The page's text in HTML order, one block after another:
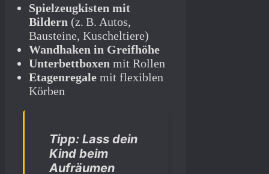
Spielzeugkisten mit
Bildern (z. B. Autos,
Bausteine, Kuscheltiere)
Wandhaken in Greifhöhe
Unterbettboxen mit Rollen
Etagenregale mit flexiblen
Körben
Tipp: Lass dein
Kind beim
Aufräumen